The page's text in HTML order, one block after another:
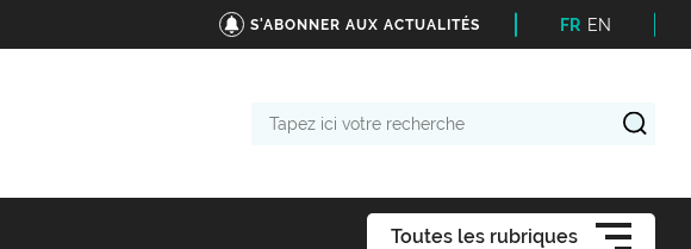
S'ABONNER AUX ACTUALITÉS FR EN
Toutes les rubriques